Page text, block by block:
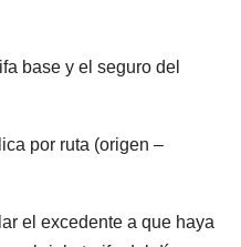
y el seguro del
por ruta (origen –
excedente a que haya